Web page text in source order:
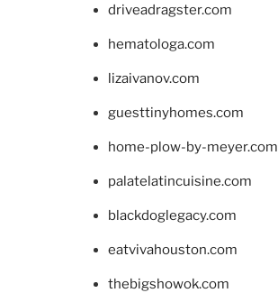
driveadragster.com
hematologa.com
lizaivanov.com
guesttinyhomes.com
home-plow-by-meyer.com
palatelatincuisine.com
blackdoglegacy.com
eatvivahouston.com
thebigshowok.com